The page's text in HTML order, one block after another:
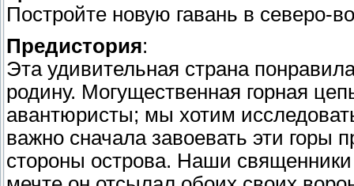
Постройте новую гавань в северо-
Предистория:
Эта удивительная страна
родину. Могущественная горная
авантюристы; мы хотим
важно сначала завоевать эти горы
стороны острова. Наши